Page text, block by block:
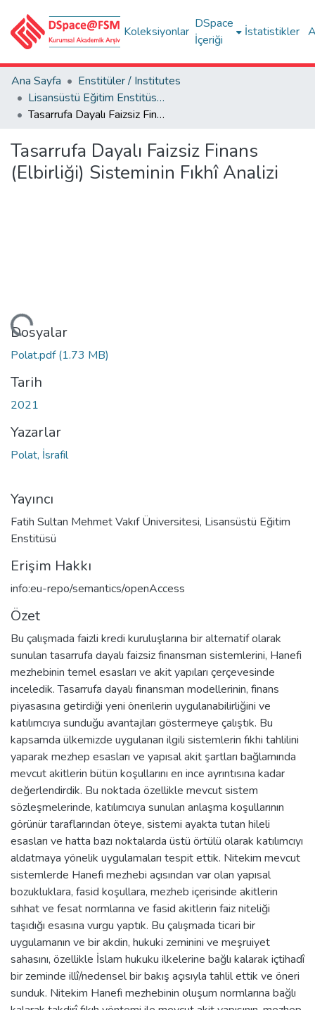
Koleksiyonlar
DSpace
İçeriği
İstatistikler
Ana Sayfa
Enstitüler / Institutes
Lisansüstü Eğitim Enstitüsü Tez Koleksiyonu
Tasarrufa Dayalı Faizsiz Finans (Elbirliği) Sisteminin Fıkhî Analizi
Tasarrufa Dayalı Faizsiz Finans
(Elbirliği) Sisteminin Fıkhî Analizi
Dosyalar
Polat.pdf(1.73 MB)
Tarih
2021
Yazarlar
Polat, İsrafil
Yayıncı
Fatih Sultan Mehmet Vakıf Üniversitesi, Lisansüstü Eğitim
Enstitüsü
Erişim Hakkı
info:eu-repo/semantics/openAccess
Özet
Bu çalışmada faizli kredi kuruluşlarına bir alternatif olarak
sunulan tasarrufa dayalı faizsiz finansman sistemlerini, Hanefi
mezhebinin temel esasları ve akit yapıları çerçevesinde
inceledik. Tasarrufa dayalı finansman modellerinin, finans
piyasasına getirdiği yeni önerilerin uygulanabilirliğini ve
katılımcıya sunduğu avantajları göstermeye çalıştık. Bu
kapsamda ülkemizde uygulanan ilgili sistemlerin fıkhi tahlilini
yaparak mezhep esasları ve yapısal akit şartları bağlamında
mevcut akitlerin bütün koşullarını en ince ayrıntısına kadar
değerlendirdik. Bu noktada özellikle mevcut sistem
sözleşmelerinde, katılımcıya sunulan anlaşma koşullarının
görünür taraflarından öteye, sistemi ayakta tutan hileli
esasları ve hatta bazı noktalarda üstü örtülü olarak katılımcıyı
aldatmaya yönelik uygulamaları tespit ettik. Nitekim mevcut
sistemlerde Hanefi mezhebi açısından var olan yapısal
bozukluklara, fasid koşullara, mezheb içerisinde akitlerin
sıhhat ve fesat normlarına ve fasid akitlerin faiz niteliği
taşıdığı esasına vurgu yaptık. Bu çalışmada ticari bir
uygulamanın ve bir akdin, hukuki zeminini ve meşruiyet
sahasını, özellikle İslam hukuku ilkelerine bağlı kalarak içtihadî
bir zeminde illî/nedensel bir bakış açısıyla tahlil ettik ve öneri
sunduk. Nitekim Hanefi mezhebinin oluşum normlarına bağlı